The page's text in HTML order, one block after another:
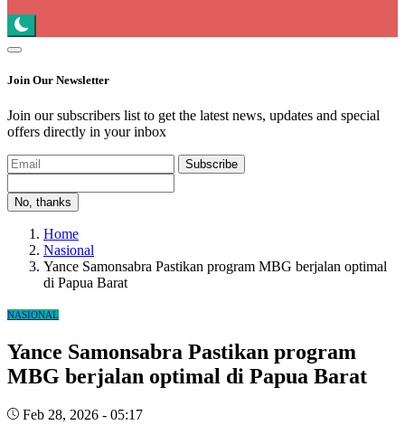
Join Our Newsletter
Join our subscribers list to get the latest news, updates and special
offers directly in your inbox
Subscribe
No, thanks
Home
Nasional
Yance Samonsabra Pastikan program MBG berjalan optimal
di Papua Barat
NASIONAL
Yance Samonsabra Pastikan program
MBG berjalan optimal di Papua Barat
Feb 28, 2026 - 05:17